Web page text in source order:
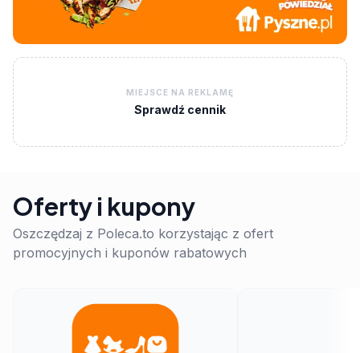
MIEJSCE NA REKLAMĘ
Sprawdź cennik
Oferty i kupony
Oszczędzaj z Poleca.to korzystając z ofert
promocyjnych i kuponów rabatowych